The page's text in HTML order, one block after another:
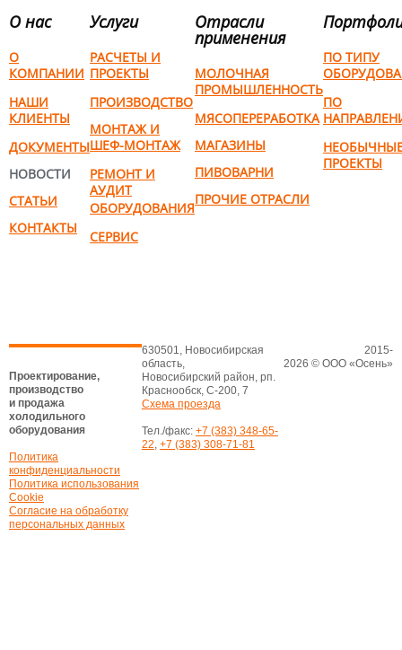
О нас
О
КОМПАНИИ
НАШИ
КЛИЕНТЫ
ДОКУМЕНТЫ
НОВОСТИ
СТАТЬИ
КОНТАКТЫ
Услуги
РАСЧЕТЫ И
ПРОЕКТЫ
ПРОИЗВОДСТВО
МОНТАЖ И
ШЕФ-МОНТАЖ
РЕМОНТ И
АУДИТ
ОБОРУДОВАНИЯ
СЕРВИС
Отрасли
применения
МОЛОЧНАЯ
ПРОМЫШЛЕННОСТЬ
МЯСОПЕРЕРАБОТКА
МАГАЗИНЫ
ПИВОВАРНИ
ПРОЧИЕ ОТРАСЛИ
ПО ТИПУ
ПО
ПРОЕКТЫ
Проектирование,
производство
и продажа
холодильного
оборудования
Политика
конфиденциальности
Политика использования
Cookie
Согласие на обработку
персональных данных
630501, Новосибирская
область,
Новосибирский район, рп.
Краснообск, С-200, 7
Схема проезда
Тел./факс: +7 (383) 348-65-
22, +7 (383) 308-71-81
2015-
2026 © ООО «Осень»